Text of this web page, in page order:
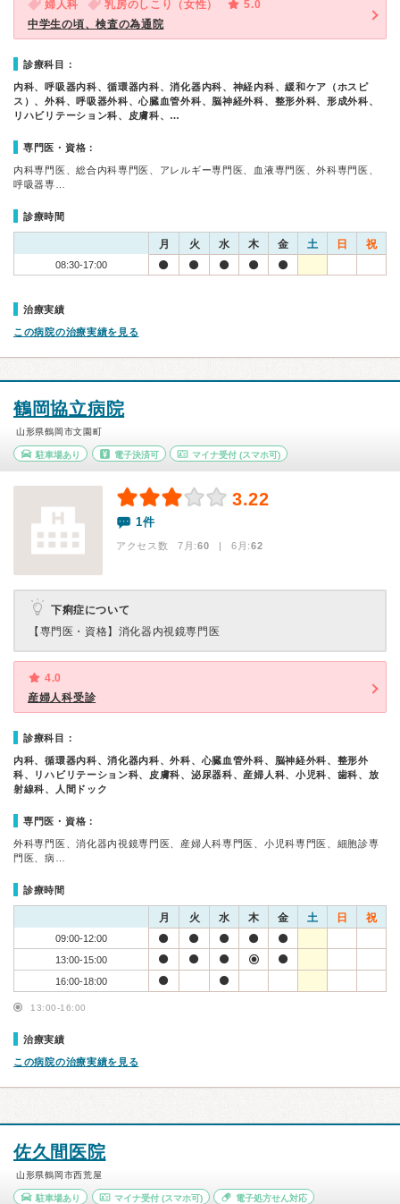
婦人科 乳房のしこり（女性）
5.0
中学生の頃、検査の為通院
診療科目：
内科、呼吸器内科、循環器内科、消化器内科、神経内科、緩和ケア（ホスピ
ス）、外科、呼吸器外科、心臓血管外科、脳神経外科、整形外科、形成外科、
リハビリテーション科、皮膚科、…
専門医・資格：
内科専門医、総合内科専門医、アレルギー専門医、血液専門医、外科専門医、
呼吸器専…
診療時間
月 火 水 木 金 土 日 祝
08:30-17:00
治療実績
この病院の治療実績を見る
鶴岡協立病院
山形県鶴岡市文園町
駐車場あり 電子決済可 マイナ受付 (スマホ可)
3.22
1件
アクセス数 7月:60 | 6月:62
下痢症について
【専門医・資格】 消化器内視鏡専門医
4.0
産婦人科受診
診療科目：
内科、循環器内科、消化器内科、外科、心臓血管外科、脳神経外科、整形外
科、リハビリテーション科、皮膚科、泌尿器科、産婦人科、小児科、歯科、放
射線科、人間ドック
専門医・資格：
外科専門医、消化器内視鏡専門医、産婦人科専門医、小児科専門医、細胞診専
門医、病…
診療時間
月 火 水 木 金 土 日 祝
09:00-12:00
13:00-15:00
16:00-18:00
13:00-16:00
治療実績
この病院の治療実績を見る
佐久間医院
山形県鶴岡市西荒屋
駐車場あり マイナ受付(スマホ可) 電子処方せん対応